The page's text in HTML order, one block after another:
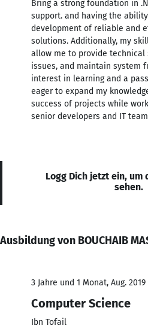
Bring a strong foundation in
support. and having the
development of reliable and
solutions. Additionally, my
allow me to provide
issues, and maintain system
interest in learning and a
eager to expand my
success of projects while
senior developers and IT
Logg Dich jetzt ein, um
sehen.
Ausbildung von BOUCHAIB
3 Jahre und 1 Monat, Aug.
Computer Science
Ibn Tofail